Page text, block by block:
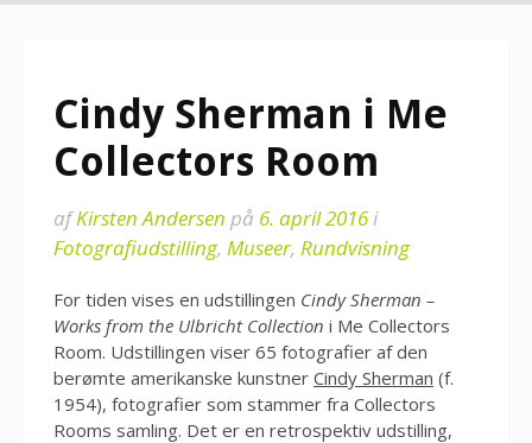
Cindy Sherman i Me
Collectors Room
afKirsten Andersen på 6. april 2016i
Fotografiudstilling, Museer, Rundvisning
For tiden vises en udstillingen Cindy Sherman –
Works from the Ulbricht Collection i Me Collectors
Room. Udstillingen viser 65 fotografier af den
berømte amerikanske kunstner Cindy Sherman (f.
1954), fotografier som stammer fra Collectors
Rooms samling. Det er en retrospektiv udstilling,